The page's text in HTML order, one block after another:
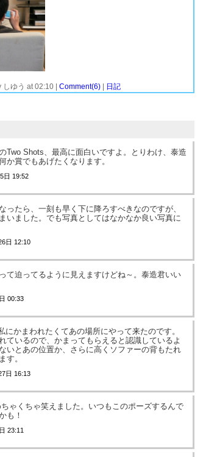
しゆう at 02:10| Comment(6)| 日記
Two Shots、最高に面白いですよ。とりわけ、泰造
か賞でもあげたくなります。
日 19:52
ったら、一刻も早く下に降ろすべきなのですが、
いました。でも写真としてはなかなか良い写真に
日 12:10
て迫ってるように見えますけどね～。泰造君いい
00:33
かまわれたくてあの場所にやって来たのです。
ているので、かまってもらえると認識しているよ
いとあの位置か、さらに高くソファーの背もたれ
す。
日 16:13
ゃくちゃ笑えました。いつもこのポーズするんで
も！
23:11